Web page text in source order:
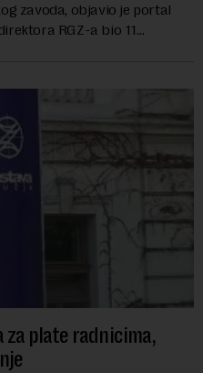
zavoda, objavio je portal
RGZ-a bio 11
za plate radnicima,